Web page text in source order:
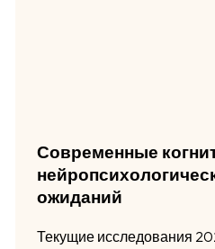
Современные
ожиданий
Текущие исследования